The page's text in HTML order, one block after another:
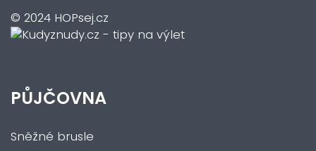
© 2024 HOPsej.cz
PŮJČOVNA
Sněžné brusle